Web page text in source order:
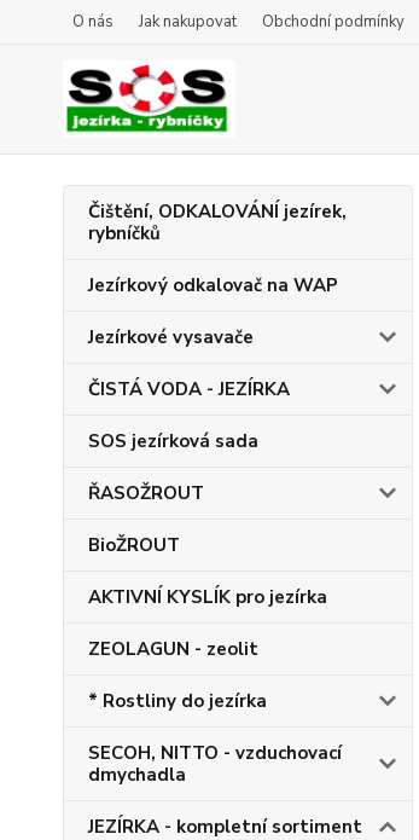
O nás Jak nakupovat Obchodní podmínky
Čištění, ODKALOVÁNÍ jezírek,
rybníčků
Jezírkový odkalovač na WAP
Jezírkové vysavače
ČISTÁ VODA - JEZÍRKA
SOS jezírková sada
ŘASOŽROUT
BioŽROUT
AKTIVNÍ KYSLÍK pro jezírka
ZEOLAGUN - zeolit
* Rostliny do jezírka
SECOH, NITTO - vzduchovací
dmychadla
JEZÍRKA - kompletní sortiment